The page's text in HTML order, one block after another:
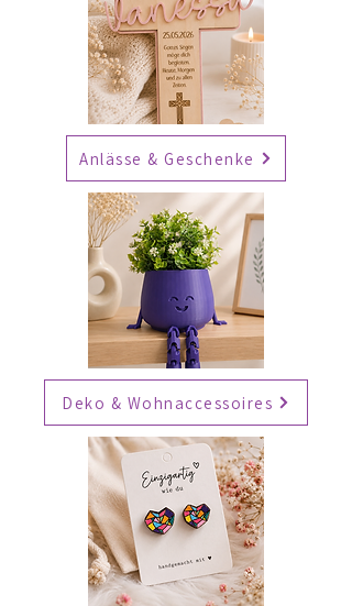
Anlässe & Geschenke
Deko & Wohnaccessoires